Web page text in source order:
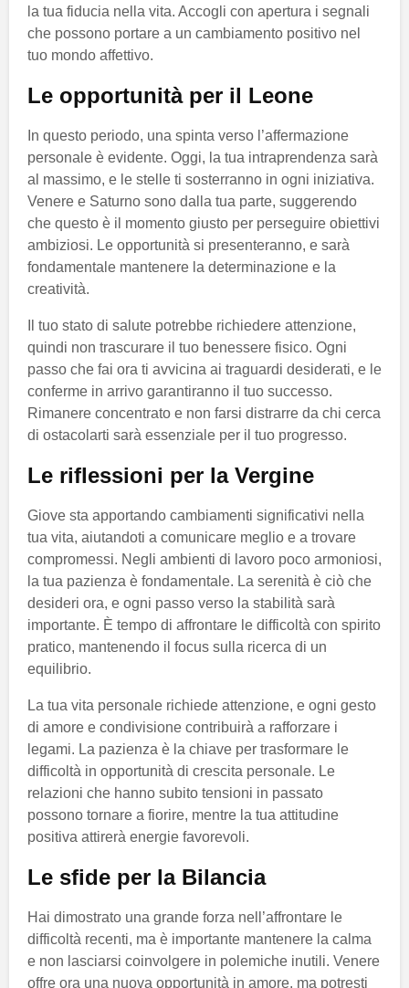
la tua fiducia nella vita. Accogli con apertura i segnali
che possono portare a un cambiamento positivo nel
tuo mondo affettivo.
Le opportunità per il Leone
In questo periodo, una spinta verso l’affermazione
personale è evidente. Oggi, la tua intraprendenza sarà
al massimo, e le stelle ti sosterranno in ogni iniziativa.
Venere e Saturno sono dalla tua parte, suggerendo
che questo è il momento giusto per perseguire obiettivi
ambiziosi. Le opportunità si presenteranno, e sarà
fondamentale mantenere la determinazione e la
creatività.
Il tuo stato di salute potrebbe richiedere attenzione,
quindi non trascurare il tuo benessere fisico. Ogni
passo che fai ora ti avvicina ai traguardi desiderati, e le
conferme in arrivo garantiranno il tuo successo.
Rimanere concentrato e non farsi distrarre da chi cerca
di ostacolarti sarà essenziale per il tuo progresso.
Le riflessioni per la Vergine
Giove sta apportando cambiamenti significativi nella
tua vita, aiutandoti a comunicare meglio e a trovare
compromessi. Negli ambienti di lavoro poco armoniosi,
la tua pazienza è fondamentale. La serenità è ciò che
desideri ora, e ogni passo verso la stabilità sarà
importante. È tempo di affrontare le difficoltà con spirito
pratico, mantenendo il focus sulla ricerca di un
equilibrio.
La tua vita personale richiede attenzione, e ogni gesto
di amore e condivisione contribuirà a rafforzare i
legami. La pazienza è la chiave per trasformare le
difficoltà in opportunità di crescita personale. Le
relazioni che hanno subito tensioni in passato
possono tornare a fiorire, mentre la tua attitudine
positiva attirerà energie favorevoli.
Le sfide per la Bilancia
Hai dimostrato una grande forza nell’affrontare le
difficoltà recenti, ma è importante mantenere la calma
e non lasciarsi coinvolgere in polemiche inutili. Venere
offre ora una nuova opportunità in amore, ma potresti